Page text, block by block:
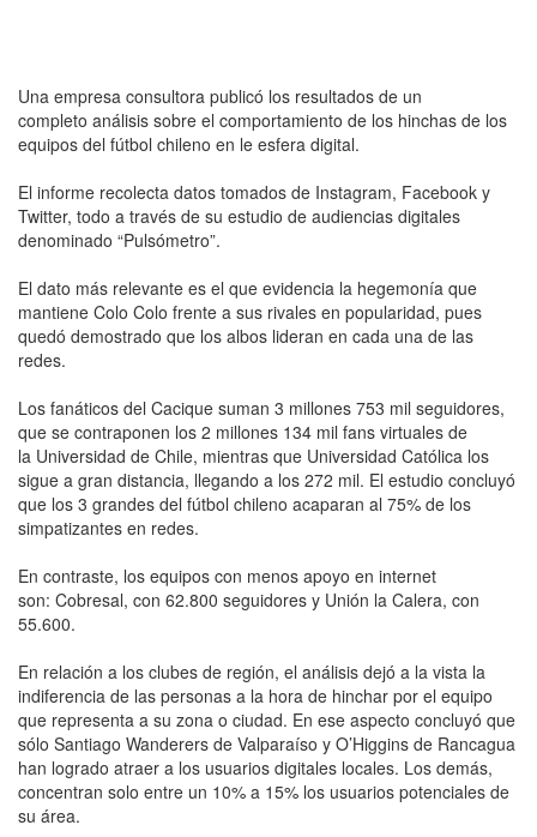
Una empresa consultora publicó los resultados de un
completo análisis sobre el comportamiento de los hinchas de los
equipos del fútbol chileno en le esfera digital.
El informe recolecta datos tomados de Instagram, Facebook y
Twitter, todo a través de su estudio de audiencias digitales
denominado “Pulsómetro”.
El dato más relevante es el que evidencia la hegemonía que
mantiene Colo Colo frente a sus rivales en popularidad, pues
quedó demostrado que los albos lideran en cada una de las
redes.
Los fanáticos del Cacique suman 3 millones 753 mil seguidores,
que se contraponen los 2 millones 134 mil fans virtuales de
la Universidad de Chile, mientras que Universidad Católica los
sigue a gran distancia, llegando a los 272 mil. El estudio concluyó
que los 3 grandes del fútbol chileno acaparan al 75% de los
simpatizantes en redes.
En contraste, los equipos con menos apoyo en internet
son: Cobresal, con 62.800 seguidores y Unión la Calera, con
55.600.
En relación a los clubes de región, el análisis dejó a la vista la
indiferencia de las personas a la hora de hinchar por el equipo
que representa a su zona o ciudad. En ese aspecto concluyó que
sólo Santiago Wanderers de Valparaíso y O’Higgins de Rancagua
han logrado atraer a los usuarios digitales locales. Los demás,
concentran solo entre un 10% a 15% los usuarios potenciales de
su área.